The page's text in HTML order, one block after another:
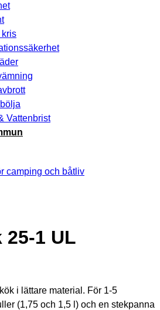
kris
Vattenbrist
camping och båtliv
1 UL
i lättare material. För 1-5
(1,75 och 1,5 l) och en stekpanna